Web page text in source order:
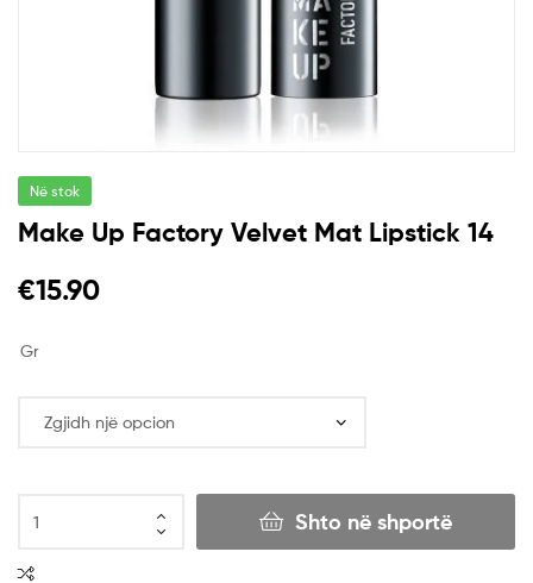
Në stok
Make Up Factory Velvet Mat Lipstick 14
€15.90
Gr
Shto në shportë